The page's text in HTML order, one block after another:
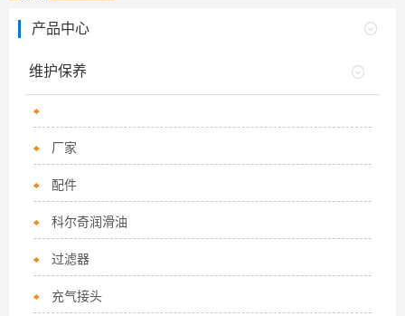
产品中心
维护保养
厂家
配件
科尔奇润滑油
过滤器
充气接头